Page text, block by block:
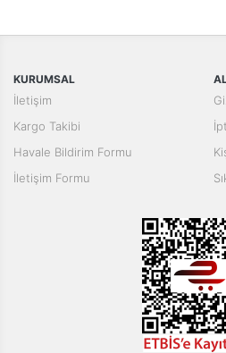
Yorum
Ürün resmi kalitesiz, bozuk veya
Ürün fiyatı diğer sitelerden daha pahalı.
Bu ürüne benzer farklı alternatifler
Gönder
KURUMSAL
İletişim
Kargo Takibi
Havale Bildirim Formu
İletişim Formu